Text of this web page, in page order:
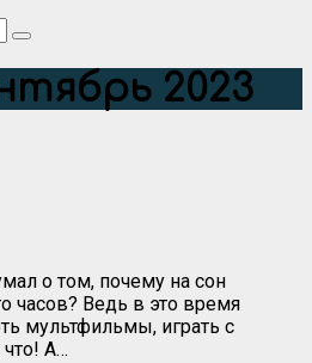
2023
о том, почему на сон
часов? Ведь в это время
мультфильмы, играть с
А…